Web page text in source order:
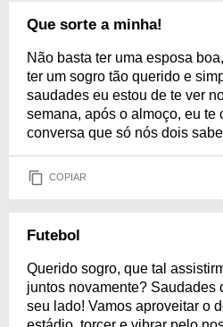
Que sorte a minha!
Não basta ter uma esposa
ter um sogro tão querido e
saudades eu estou de te ver
semana, após o almoço, eu te
conversa que só nós dois
COPIAR
Futebol
Querido sogro, que tal
juntos novamente? Saudades
seu lado! Vamos aproveitar o